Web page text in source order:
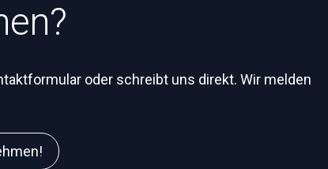
oder schreibt uns direkt. Wir melden